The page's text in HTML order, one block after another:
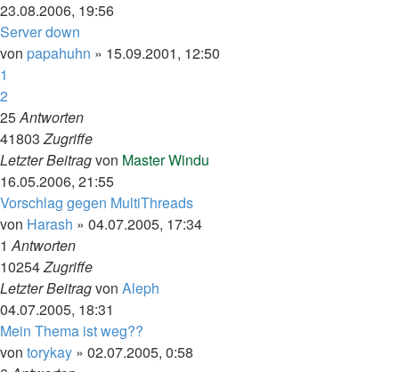
23.08.2006, 19:56
Server down
von papahuhn » 15.09.2001, 12:50
1
2
25Antworten
41803Zugriffe
Letzter Beitragvon Master Windu
16.05.2006, 21:55
Vorschlag gegen MultiThreads
von Harash » 04.07.2005, 17:34
1Antworten
10254Zugriffe
Letzter Beitragvon Aleph
04.07.2005, 18:31
Mein Thema ist weg??
von torykay » 02.07.2005, 0:58